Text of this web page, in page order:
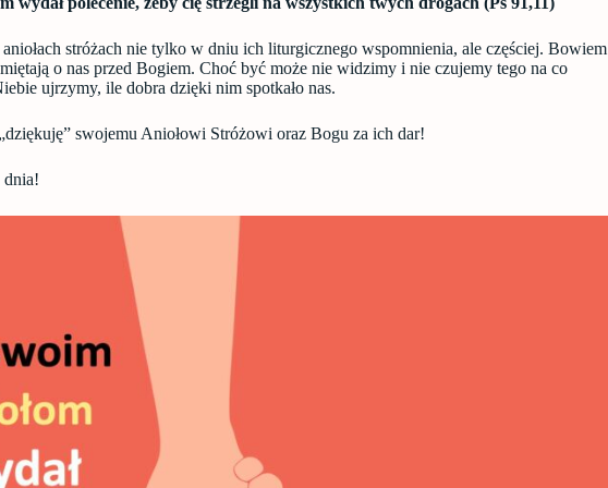
stróżach nie tylko w dniu ich liturgicznego wspomnienia, ale częściej. Bowiem
o nas przed Bogiem. Choć być może nie widzimy i nie czujemy tego na co
ujrzymy, ile dobra dzięki nim spotkało nas.
swojemu Aniołowi Stróżowi oraz Bogu za ich dar!
dnia!